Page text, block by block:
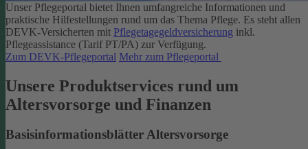
Unser Pflegeportal bietet Ihnen umfangreiche Informationen und
praktische Hilfestellungen rund um das Thema Pflege. Es steht allen
DEVK-Versicherten mit Pflegetagegeldversicherung inkl.
Pflegeassistance (Tarif PT/PA) zur Verfügung.
Zum DEVK-Pflegeportal Mehr zum Pflegeportal
Unsere Produktservices rund um
Altersvorsorge und Finanzen
Basisinformationsblätter Altersvorsorge